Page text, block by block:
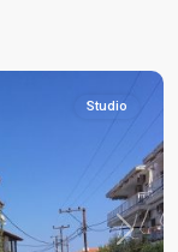
Next
Studio